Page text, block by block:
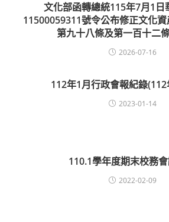
文化部函轉總統115年7月1日
11500059311號令公布修正文化資
第九十八條及第一百十二
2026-07-16
112年1月行政會報紀錄
2023-01-14
110.1學年度期末校務
2022-02-09